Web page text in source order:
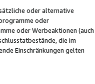
oder alternative
oder
oder Werbeaktionen (auch
die im
Einschränkungen gelten